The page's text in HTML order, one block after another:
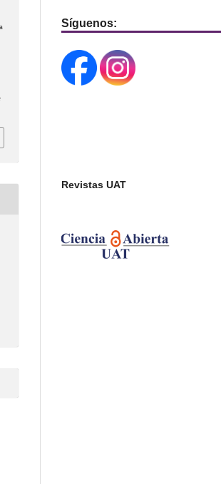
Síguenos:
Revistas UAT